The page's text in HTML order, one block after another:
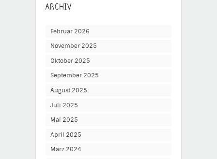
ARCHIV
Februar 2026
November 2025
Oktober 2025
September 2025
August 2025
Juli 2025
Mai 2025
April 2025
März 2024